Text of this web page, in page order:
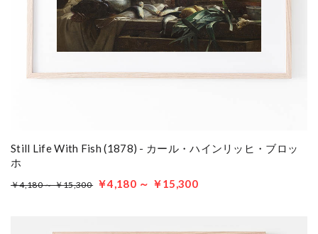
Still Life With Fish (1878) - カール・ハインリッヒ・ブロッ
ホ
￥4,180 ～ ￥15,300 ￥4,180 ～ ￥15,300